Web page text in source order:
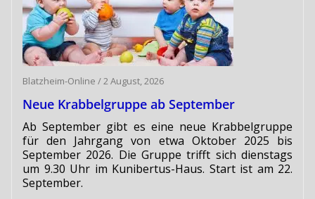
Blatzheim-Online /2 August, 2026
Neue Krabbelgruppe ab September
Ab September gibt es eine neue Krabbelgruppe
für den Jahrgang von etwa Oktober 2025 bis
September 2026. Die Gruppe trifft sich dienstags
um 9.30 Uhr im Kunibertus-Haus. Start ist am 22.
September.